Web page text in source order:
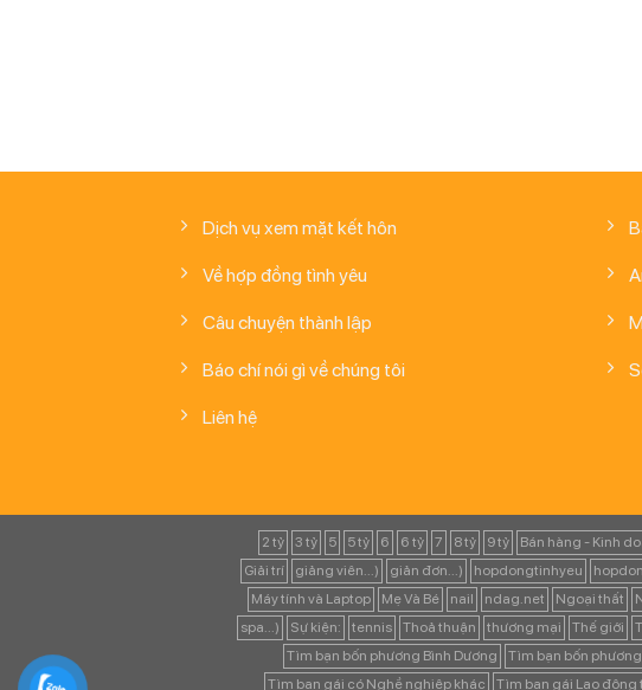
Dịch vụ xem mặt kết hôn
Về hợp đồng tình yêu
Câu chuyện thành lập
Báo chí nói gì về chúng tôi
Liên hệ
2 tỷ 3 tỷ 5 5 tỷ 6 6 tỷ 7 8 tỷ 9 tỷ Bán hàng - Kinh
Giải trí
giảng viên...) giản đơn...) hopdongtinhyeu
Máy tính và Laptop
Mẹ Và Bé nail ndag.net Ngoại thất
spa...)
Sự kiện: tennis Thoả thuận thương mại Thế giới
Tìm bạn bốn phương Bình Dương
Tìm bạn bốn
Tìm bạn gái có Nghề nghiệp khác
Tìm bạn gái Lao động